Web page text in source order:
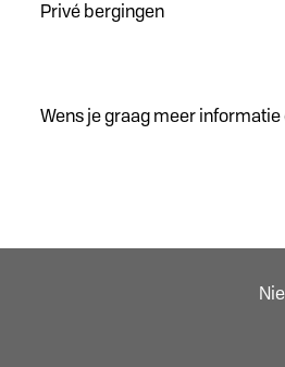
Privé bergingen
Wens je graag meer